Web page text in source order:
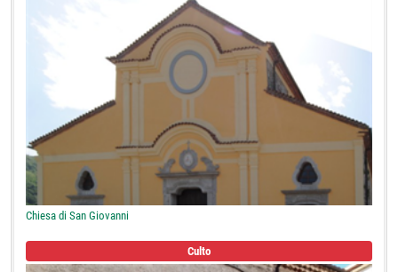
Chiesa di San Giovanni
Culto